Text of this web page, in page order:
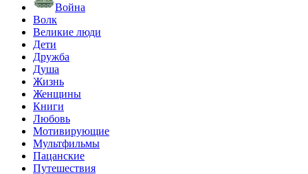
Война
Волк
Великие люди
Дети
Дружба
Душа
Жизнь
Женщины
Книги
Любовь
Мотивирующие
Мультфильмы
Пацанские
Путешествия